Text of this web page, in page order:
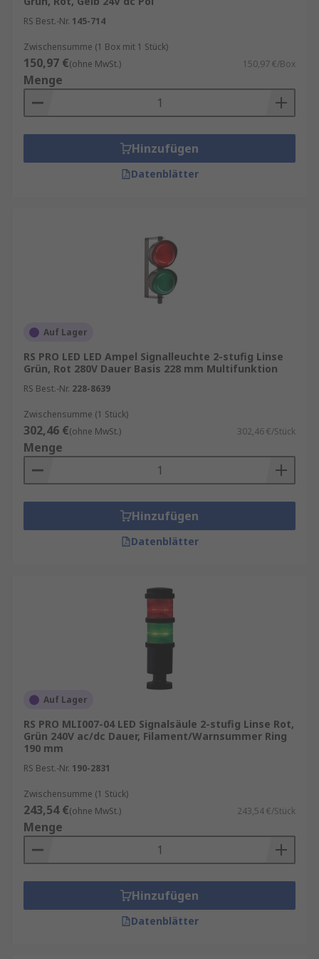
von branchenführenden Marken wie
Werma,Patlite ,Schneider Electric
und natürlichRS PRO
Anwendungen Signaltürme
Signaltürme werden am häufigsten in
industriellen Umgebungen eingesetzt. Ihre
Signalleuchte zeigt den Betrieb einer Maschine
an. Beispielsweise wird beim Start und Stopp der
Automatisierungssystemen verwendet. Dies kann
durch blinkende LEDs, Blinkleuchten, einen
akustischen Summer oder Alarm passieren.
Unsere beeindruckende Palette an Signaltürmen
mehreren Leuchten, verschiedenen
Linsenfarben, verschiedenen Glühlampentypen,
Licht- und Rauscheffekten. Dieses Sortiment an
Signaltürmen umfasst auch Türme, die nur eine
Merkmale und Vorteile von LED-
Lichttürmen
Hervorragende Beständigkeit gegen
Vibrationen und Stöße
Blinkende und kontinuierliche Lichteffekte
Große Auswahl an LED- und Linsenfarben
Geeignet für den Innen- und Außenbereich
mit Schutzarten wie IP20, IP40, IP 54, IP65,
IP66 und IP67
RS Best.-Nr. 145-714
Zwischensumme (1 Box mit 1 Stück)
150,97 €(ohne MwSt.) 150,97 €/Box
Menge
Hinzufügen
Datenblätter
Auf Lager
RS PRO LED LED Ampel Signalleuchte 2-stufig Linse
Grün, Rot 280V Dauer Basis 228 mm Multifunktion
RS Best.-Nr. 228-8639
Zwischensumme (1 Stück)
302,46 €(ohne MwSt.) 302,46 €/Stück
Menge
Hinzufügen
Datenblätter
Auf Lager
RS PRO MLI007-04 LED Signalsäule 2-stufig Linse Rot,
Grün 240V ac/dc Dauer, Filament/Warnsummer Ring
190 mm
RS Best.-Nr. 190-2831
Zwischensumme (1 Stück)
243,54 €(ohne MwSt.) 243,54 €/Stück
Menge
Hinzufügen
Datenblätter